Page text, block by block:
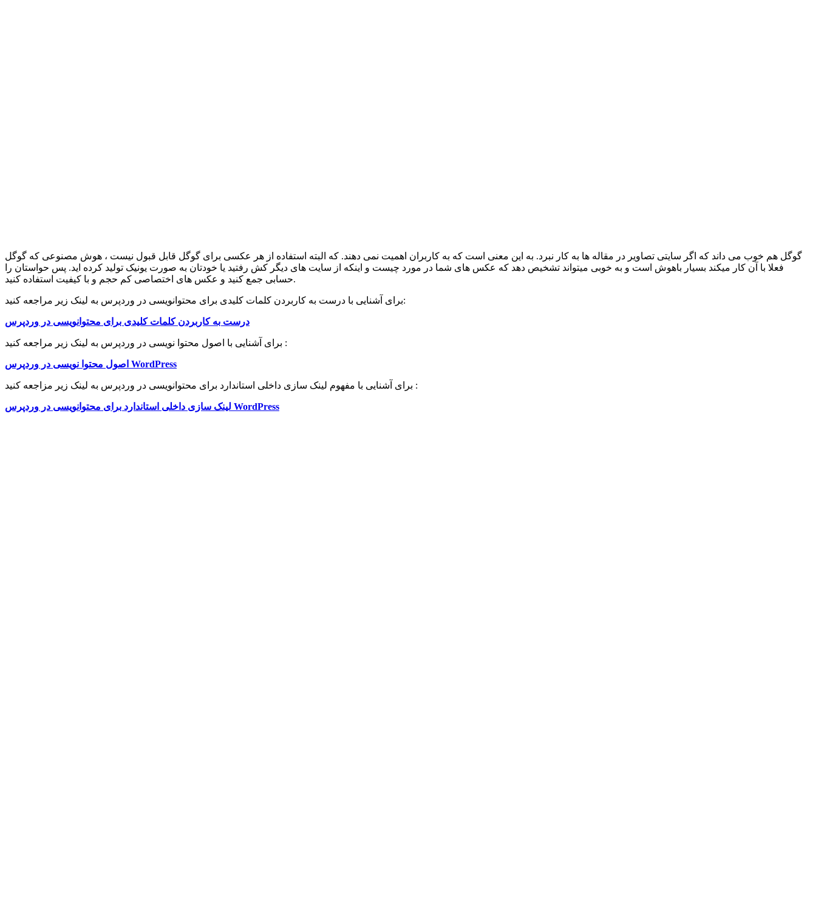
گوگل هم خوب می داند که اگر سایتی تصاویر در مقاله ها به کار نبرد. به این معنی است که به کاربران اهمیت نمی دهند. که البته استفاده از هر عکسی برای گوگل قابل قبول نیست ، هوش مصنوعی که گوگل
فعلا با آن کار میکند بسیار باهوش است و به خوبی میتواند تشخیص دهد که عکس های شما در مورد چیست و اینکه از سایت های دیگر کش رفتید یا خودتان به صورت یونیک تولید کرده اید. پس حواستان را
حسابی جمع کنید و عکس های اختصاصی کم حجم و با کیفیت استفاده کنید.
برای آشنایی با درست به کاربردن کلمات کلیدی برای محتوانویسی در وردپرس به لینک زیر مراجعه کنید:
درست به کاربردن کلمات کلیدی برای محتوانویسی در وردپرس
برای آشنایی با اصول محتوا نویسی در وردپرس به لینک زیر مراجعه کنید :
اصول محتوا نویسی در وردپرس WordPress
برای آشنایی با مفهوم لینک سازی داخلی استاندارد برای محتوانویسی در وردپرس به لینک زیر مزاجعه کنید :
لینک سازی داخلی استاندارد برای محتوانویسی در وردپرس WordPress